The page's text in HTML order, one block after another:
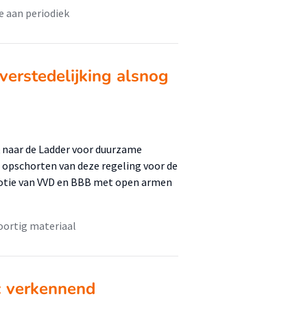
aan periodiek
alsnog
de Ladder voor duurzame
van deze regeling voor de
van VVD en BBB met open armen
materiaal